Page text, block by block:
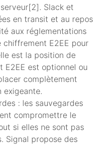
Slack et
en transit et au repos
aux réglementations
E2EE pour
est la position de
E2EE est optionnel ou
complètement
exigeante.
: les sauvegardes
compromettre le
si elles ne sont pas
Signal propose des